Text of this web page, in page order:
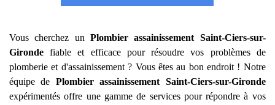
Vous cherchez unPlombier assainissement Saint-Ciers-sur-
Gironde fiable et efficace pour résoudre vos problèmes de
plomberie et d'assainissement ? Vous êtes au bon endroit ! Notre
équipe de Plombier assainissement Saint-Ciers-sur-Gironde
expérimentés offre une gamme de services pour répondre à vos